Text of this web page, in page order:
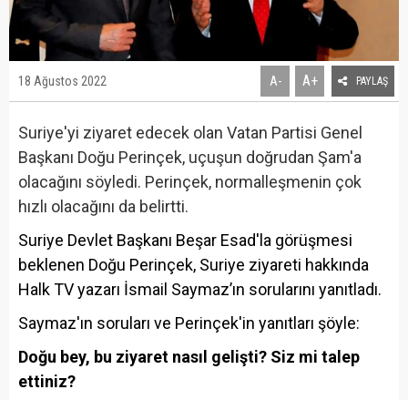
18 Ağustos 2022 A- A+ PAYLAŞ
Suriye'yi ziyaret edecek olan Vatan Partisi Genel
Başkanı Doğu Perinçek, uçuşun doğrudan Şam'a
olacağını söyledi. Perinçek, normalleşmenin çok
hızlı olacağını da belirtti.
Suriye Devlet Başkanı Beşar Esad'la görüşmesi
beklenen Doğu Perinçek, Suriye ziyareti hakkında
Halk TV yazarı İsmail Saymaz’ın sorularını yanıtladı.
Saymaz'ın soruları ve Perinçek'in yanıtları şöyle:
Doğu bey, bu ziyaret nasıl gelişti? Siz mi talep
ettiniz?